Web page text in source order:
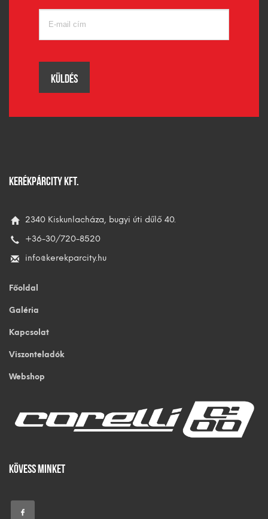
Küldés
KERÉKPÁRCITY KFT.
2340 Kiskunlacháza, bugyi úti dűlő 40.
+36-30/720-8520
info@kerekparcity.hu
Főoldal
Galéria
Kapcsolat
Viszonteladók
Webshop
Kövess Minket